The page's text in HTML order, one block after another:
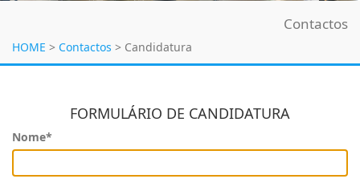
Contactos
HOME > Contactos > Candidatura
FORMULÁRIO DE CANDIDATURA
Nome*